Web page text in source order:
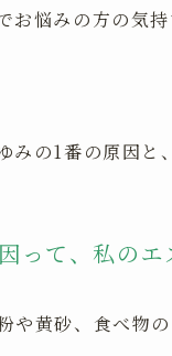
お悩みの方の気
みの1番の原因と
って、私のエ
や黄砂、食べ物